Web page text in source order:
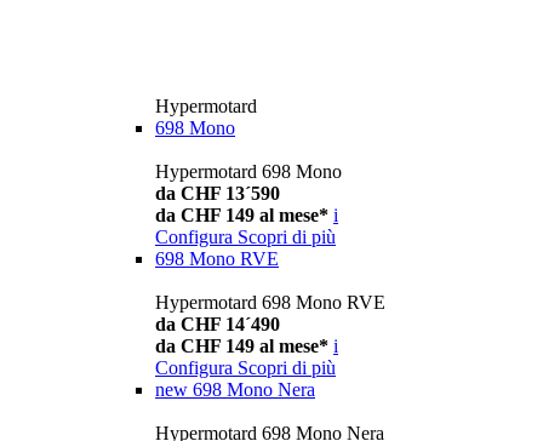
Hypermotard
698 Mono
Hypermotard 698 Mono
da CHF 13´590
da CHF 149 al mese* i
Configura Scopri di più
698 Mono RVE
Hypermotard 698 Mono RVE
da CHF 14´490
da CHF 149 al mese* i
Configura Scopri di più
new 698 Mono Nera
Hypermotard 698 Mono Nera